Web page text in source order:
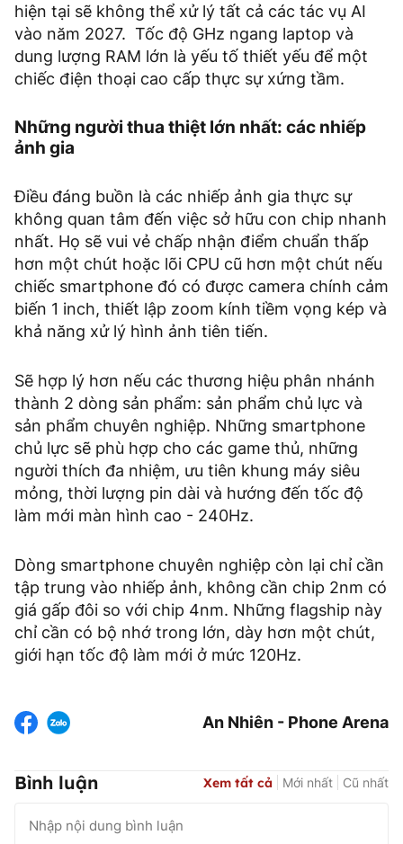
hiện tại sẽ không thể xử lý tất cả các tác vụ AI
vào năm 2027. Tốc độ GHz ngang laptop và
dung lượng RAM lớn là yếu tố thiết yếu để một
chiếc điện thoại cao cấp thực sự xứng tầm.
Những người thua thiệt lớn nhất: các nhiếp
ảnh gia
Điều đáng buồn là các nhiếp ảnh gia thực sự
không quan tâm đến việc sở hữu con chip nhanh
nhất. Họ sẽ vui vẻ chấp nhận điểm chuẩn thấp
hơn một chút hoặc lõi CPU cũ hơn một chút nếu
chiếc smartphone đó có được camera chính cảm
biến 1 inch, thiết lập zoom kính tiềm vọng kép và
khả năng xử lý hình ảnh tiên tiến.
Sẽ hợp lý hơn nếu các thương hiệu phân nhánh
thành 2 dòng sản phẩm: sản phẩm chủ lực và
sản phẩm chuyên nghiệp. Những smartphone
chủ lực sẽ phù hợp cho các game thủ, những
người thích đa nhiệm, ưu tiên khung máy siêu
mỏng, thời lượng pin dài và hướng đến tốc độ
làm mới màn hình cao - 240Hz.
Dòng smartphone chuyên nghiệp còn lại chỉ cần
tập trung vào nhiếp ảnh, không cần chip 2nm có
giá gấp đôi so với chip 4nm. Những flagship này
chỉ cần có bộ nhớ trong lớn, dày hơn một chút,
giới hạn tốc độ làm mới ở mức 120Hz.
An Nhiên - Phone Arena
Bình luận Xem tất cả Mới nhất Cũ nhất